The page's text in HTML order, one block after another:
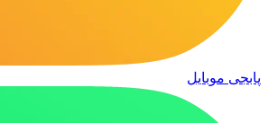
پابجی موبایل